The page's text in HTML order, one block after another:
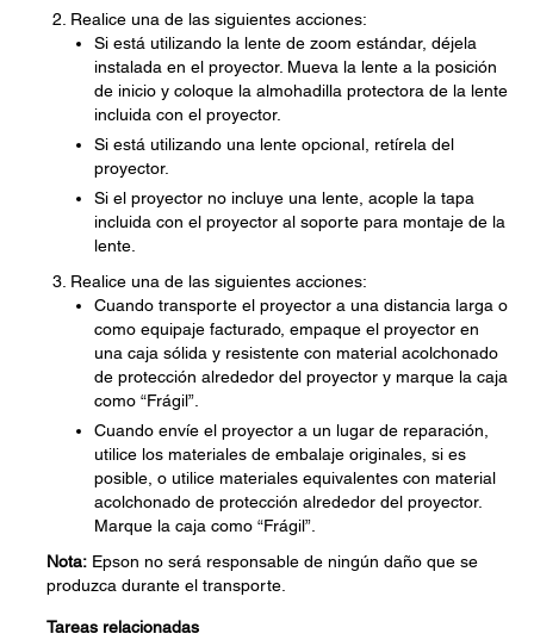
Realice una de las siguientes acciones:
Si está utilizando la lente de zoom estándar, déjela
instalada en el proyector. Mueva la lente a la posición
de inicio y coloque la almohadilla protectora de la lente
incluida con el proyector.
Si está utilizando una lente opcional, retírela del
proyector.
Si el proyector no incluye una lente, acople la tapa
incluida con el proyector al soporte para montaje de la
lente.
Realice una de las siguientes acciones:
Cuando transporte el proyector a una distancia larga o
como equipaje facturado, empaque el proyector en
una caja sólida y resistente con material acolchonado
de protección alrededor del proyector y marque la caja
como “Frágil”.
Cuando envíe el proyector a un lugar de reparación,
utilice los materiales de embalaje originales, si es
posible, o utilice materiales equivalentes con material
acolchonado de protección alrededor del proyector.
Marque la caja como “Frágil”.
Nota: Epson no será responsable de ningún daño que se
produzca durante el transporte.
Tareas relacionadas